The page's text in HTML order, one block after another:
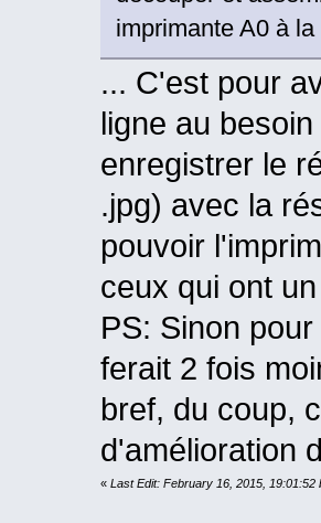
imprimante A0 à
... C'est pour
ligne au
enregistrer le
.jpg) avec la
pouvoir
ceux qui ont
PS: Sinon
ferait 2 fois
bref, du coup,
d'amélioration
« Last Edit: February 16, 2015, 19:01:52